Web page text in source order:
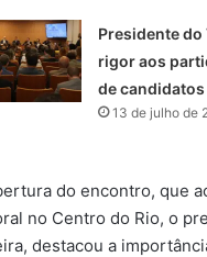
Presidente do
rigor aos
de candidatos
13 de julho de
do encontro, que
no Centro do Rio, o
destacou a